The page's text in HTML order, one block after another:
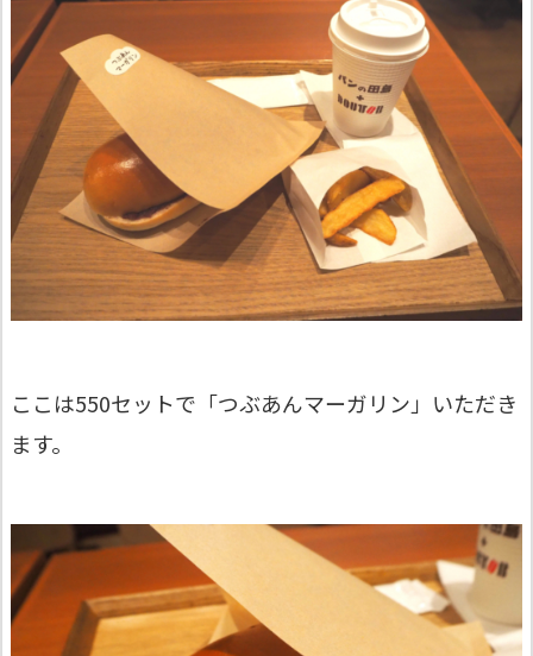
ここは550セットで「つぶあんマーガリン」いただき
ます。